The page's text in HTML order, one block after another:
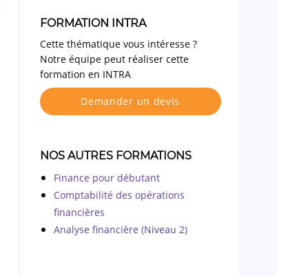
FORMATION INTRA
Cette thématique vous intéresse ?
Notre équipe peut réaliser cette
formation en INTRA
Demander un devis
NOS AUTRES FORMATIONS
Finance pour débutant
Comptabilité des opérations
financières
Analyse financière (Niveau 2)